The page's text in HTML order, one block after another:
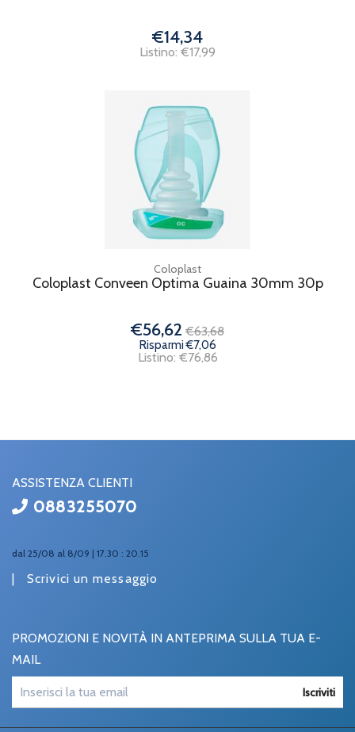
€14,34
Listino: €17,99
Coloplast
Coloplast Conveen Optima Guaina 30mm 30p
€56,62 €63,68
Risparmi €7,06
Listino: €76,86
ASSISTENZA CLIENTI
0883255070
dal 25/08 al 8/09 | 17.30 : 20.15
| Scrivici un messaggio
PROMOZIONI E NOVITÀ IN ANTEPRIMA SULLA TUA E-
MAIL
Iscriviti